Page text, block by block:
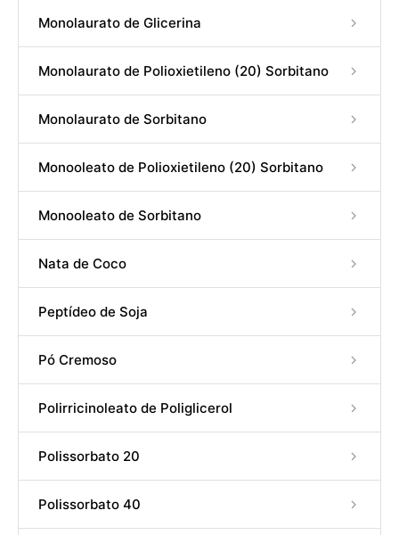
Monolaurato de Glicerina
Monolaurato de Polioxietileno (20) Sorbitano
Monolaurato de Sorbitano
Monooleato de Polioxietileno (20) Sorbitano
Monooleato de Sorbitano
Nata de Coco
Peptídeo de Soja
Pó Cremoso
Polirricinoleato de Poliglicerol
Polissorbato 20
Polissorbato 40